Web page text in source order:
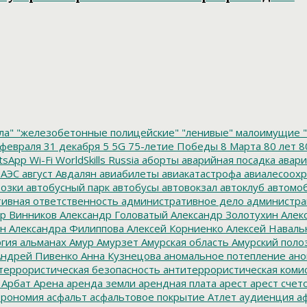
"железобетонные полицейские" "ленивые" малоимущие
31 декабря 5 5G 75-летие Победы 8 Марта 80 лет
Wi-Fi WorldSkills Russia аборты аварийная посадка
август Авдалян авиабилеты авиакатастрофа
автобусный парк автобусы автовокзал автоклуб
ответственность административное дело
Винников Александр Головатый Александр Золотухин
Александра Филиппова Алексей Корниенко Алексей
альманах Амур Амурзет Амурская область Амурский
Пивенко Анна Кузнецова аномальное потепление
безопасность антитеррористическая
Арена аренда земли арендная плата арест арест
асфальт асфальтовое покрытие Атлет аудиенция